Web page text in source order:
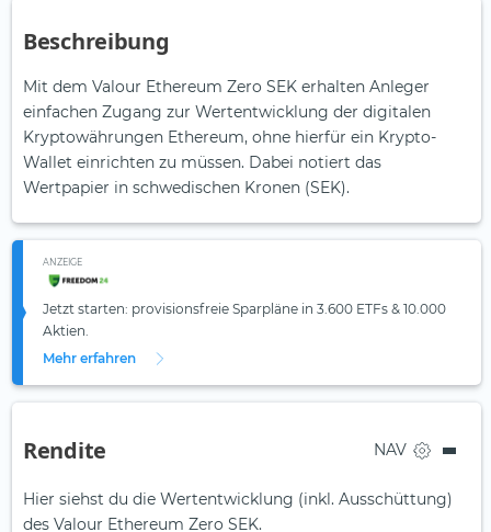
Beschreibung
Mit dem Valour Ethereum Zero SEK erhalten Anleger
einfachen Zugang zur Wertentwicklung der digitalen
Kryptowährungen Ethereum, ohne hierfür ein Krypto-
Wallet einrichten zu müssen. Dabei notiert das
Wertpapier in schwedischen Kronen (SEK).
ANZEIGE
Jetzt starten: provisionsfreie Sparpläne in 3.600 ETFs & 10.000
Aktien.
Mehr erfahren
Rendite NAV
Hier siehst du die Wertentwicklung (inkl. Ausschüttung)
des Valour Ethereum Zero SEK.